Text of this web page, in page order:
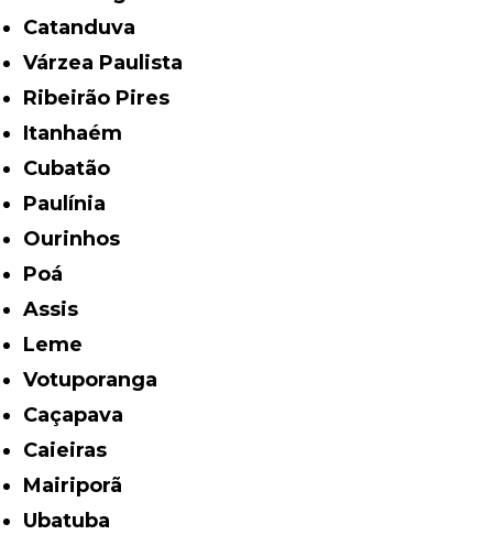
Catanduva
Várzea Paulista
Ribeirão Pires
Itanhaém
Cubatão
Paulínia
Ourinhos
Poá
Assis
Leme
Votuporanga
Caçapava
Caieiras
Mairiporã
Ubatuba